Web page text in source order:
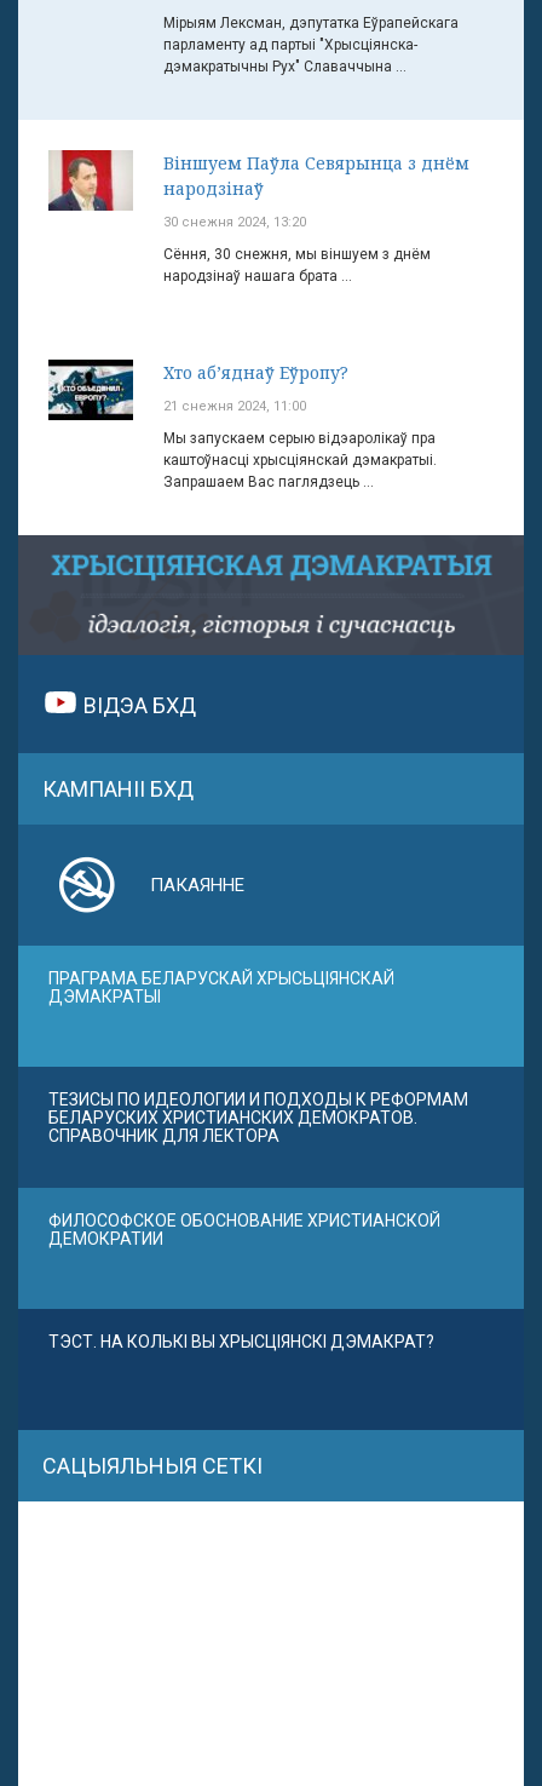
Мірыям Лексман, дэпутатка Еўрапейскага
парламенту ад партыі "Хрысціянска-
дэмакратычны Рух" Славаччына ...
Віншуем Паўла Севярынца з днём
народзінаў
30 снежня 2024, 13:20
Сёння, 30 снежня, мы віншуем з днём
народзінаў нашага брата ...
Хто аб’яднаў Еўропу?
21 снежня 2024, 11:00
Мы запускаем серыю відэаролікаў пра
каштоўнасці хрысціянскай дэмакратыі.
Запрашаем Вас паглядзець ...
ВІДЭА БХД
КАМПАНІІ БХД
ПАКАЯННЕ
ПРАГРАМА БЕЛАРУСКАЙ ХРЫСЬЦІЯНСКАЙ
ДЭМАКРАТЫІ
ТЕЗИСЫ ПО ИДЕОЛОГИИ И ПОДХОДЫ К РЕФОРМАМ
БЕЛАРУСКИХ ХРИСТИАНСКИХ ДЕМОКРАТОВ.
СПРАВОЧНИК ДЛЯ ЛЕКТОРА
ФИЛОСОФСКОЕ ОБОСНОВАНИЕ ХРИСТИАНСКОЙ
ДЕМОКРАТИИ
ТЭСТ. НА КОЛЬКІ ВЫ ХРЫСЦІЯНСКІ ДЭМАКРАТ?
САЦЫЯЛЬНЫЯ СЕТКІ